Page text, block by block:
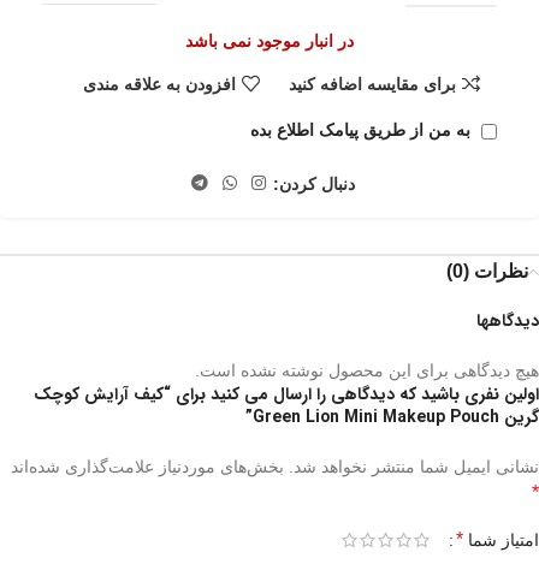
در انبار موجود نمی باشد
برای مقایسه اضافه کنید افزودن به علاقه مندی
به من از طریق پیامک اطلاع بده
دنبال کردن:
نظرات (0)
دیدگاهها
هیچ دیدگاهی برای این محصول نوشته نشده است.
اولین نفری باشید که دیدگاهی را ارسال می کنید برای “کیف آرایش کوچک
گرین Green Lion Mini Makeup Pouch”
نشانی ایمیل شما منتشر نخواهد شد. بخش‌های موردنیاز علامت‌گذاری شده‌اند
*
امتیاز شما *